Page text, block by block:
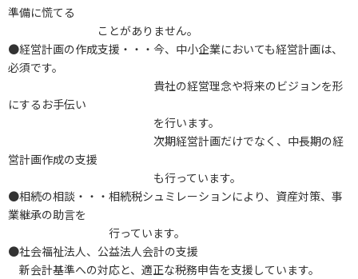
準備に慌てる
ことがありません。
●経営計画の作成支援・・・今、中小企業においても経営計画は、
必須です。
貴社の経営理念や将来のビジョンを形
にするお手伝い
を行います。
次期経営計画だけでなく、中長期の経
営計画作成の支援
も行っています。
●相続の相談・・・相続税シュミレーションにより、資産対策、事
業継承の助言を
行っています。
●社会福祉法人、公益法人会計の支援
新会計基準への対応と、適正な税務申告を支援しています。